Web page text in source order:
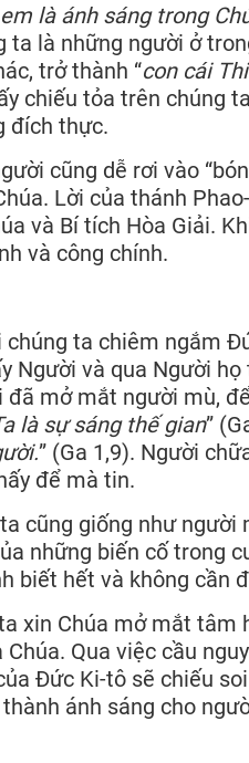
là ánh sáng trong
là những người ở
trở thành “con cái
chiếu tỏa trên chúng
đích thực.
cũng dễ rơi vào
Lời của thánh
và Bí tích Hòa Giải.
và công chính.
ta chiêm ngắm
Người và qua Người
mở mắt người mù,
là sự sáng thế gian”
” (Ga 1,9). Người
để mà tin.
cũng giống như người
những biến cố trong
biết hết và không cần
xin Chúa mở mắt tâm
Qua việc cầu
Đức Ki-tô sẽ chiếu
ánh sáng cho